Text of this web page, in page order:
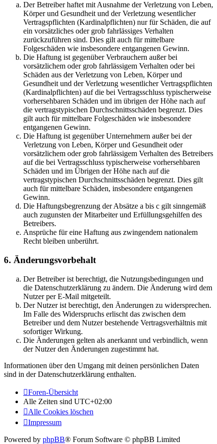
Der Betreiber haftet mit Ausnahme der Verletzung von Leben,
Körper und Gesundheit und der Verletzung wesentlicher
Vertragspflichten (Kardinalpflichten) nur für Schäden, die auf
ein vorsätzliches oder grob fahrlässiges Verhalten
zurückzuführen sind. Dies gilt auch für mittelbare
Folgeschäden wie insbesondere entgangenen Gewinn.
Die Haftung ist gegenüber Verbrauchern außer bei
vorsätzlichem oder grob fahrlässigem Verhalten oder bei
Schäden aus der Verletzung von Leben, Körper und
Gesundheit und der Verletzung wesentlicher Vertragspflichten
(Kardinalpflichten) auf die bei Vertragsschluss typischerweise
vorhersehbaren Schäden und im übrigen der Höhe nach auf
die vertragstypischen Durchschnittsschäden begrenzt. Dies
gilt auch für mittelbare Folgeschäden wie insbesondere
entgangenen Gewinn.
Die Haftung ist gegenüber Unternehmern außer bei der
Verletzung von Leben, Körper und Gesundheit oder
vorsätzlichem oder grob fahrlässigem Verhalten des Betreibers
auf die bei Vertragsschluss typischerweise vorhersehbaren
Schäden und im Übrigen der Höhe nach auf die
vertragstypischen Durchschnittsschäden begrenzt. Dies gilt
auch für mittelbare Schäden, insbesondere entgangenen
Gewinn.
Die Haftungsbegrenzung der Absätze a bis c gilt sinngemäß
auch zugunsten der Mitarbeiter und Erfüllungsgehilfen des
Betreibers.
Ansprüche für eine Haftung aus zwingendem nationalem
Recht bleiben unberührt.
6. Änderungsvorbehalt
Der Betreiber ist berechtigt, die Nutzungsbedingungen und
die Datenschutzerklärung zu ändern. Die Änderung wird dem
Nutzer per E-Mail mitgeteilt.
Der Nutzer ist berechtigt, den Änderungen zu widersprechen.
Im Falle des Widerspruchs erlischt das zwischen dem
Betreiber und dem Nutzer bestehende Vertragsverhältnis mit
sofortiger Wirkung.
Die Änderungen gelten als anerkannt und verbindlich, wenn
der Nutzer den Änderungen zugestimmt hat.
Informationen über den Umgang mit deinen persönlichen Daten
sind in der Datenschutzerklärung enthalten.
Foren-Übersicht
Alle Zeiten sind UTC+02:00
Alle Cookies löschen
Impressum
Powered by phpBB® Forum Software © phpBB Limited